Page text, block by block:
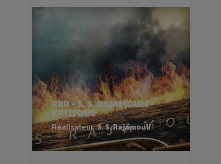
RRR - S. S. RAJAMOULI -
CRITIQUE
Réalisateur :S. S. Rajamouli